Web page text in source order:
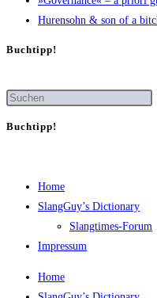
Huren­sohn & son of a
Buch­tipp!
Buch­tipp!
Home
SlangGuy’s Dic­tion­a­ry
Slang­times-Forum
Impres­sum
Home